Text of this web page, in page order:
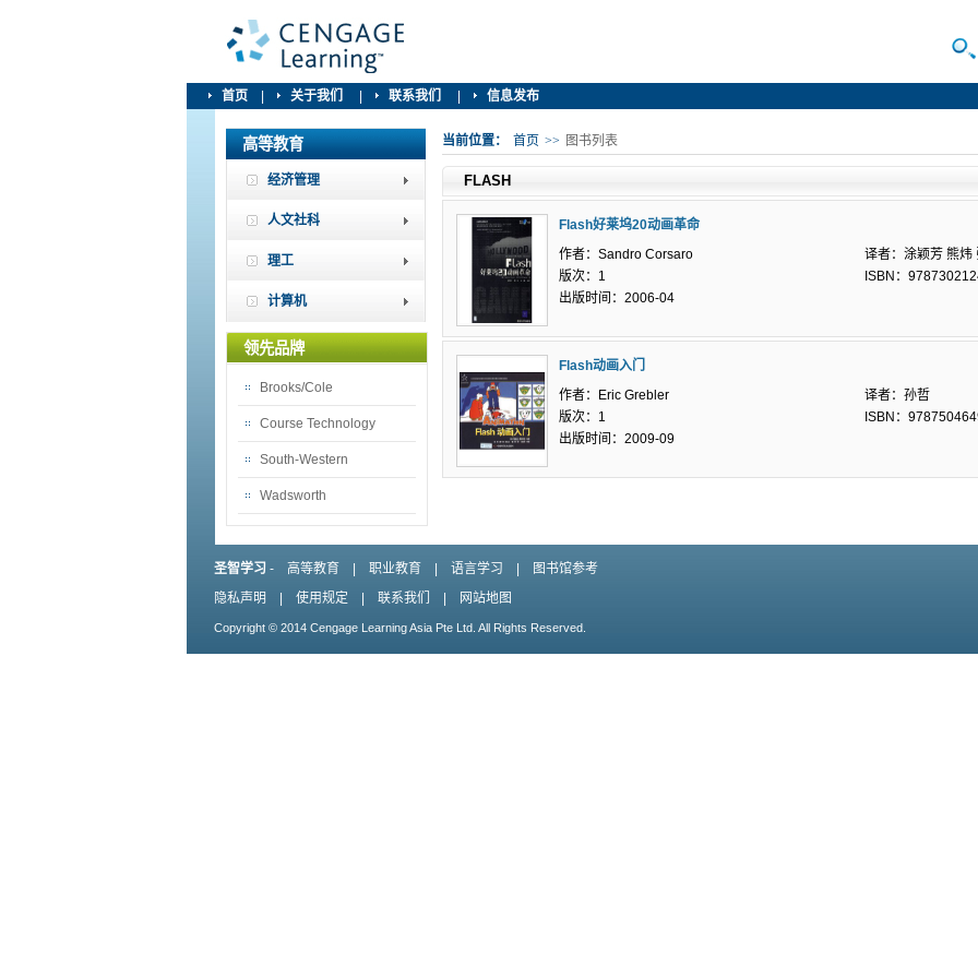
首页 关于我们 联系我们 信息发布
高等教育
经济管理
人文社科
理工
计算机
领先品牌
Brooks/Cole
Course Technology
South-Western
Wadsworth
当前位置： 首页 >> 图书列表
FLASH
Flash好莱坞20动画革命
作者：Sandro Corsaro
译者：涂颖芳 熊炜
版次：1
ISBN：
出版时间：2006-04
Flash动画入门
作者：Eric Grebler
译者：孙哲
版次：1
ISBN：
出版时间：2009-09
圣智学习 - 高等教育 职业教育 语言学习
图书馆参考
隐私声明
使用规定 联系我们 网站地图
Copyright © 2014 Cengage Learning Asia Pte Ltd. All Rights Reserved.